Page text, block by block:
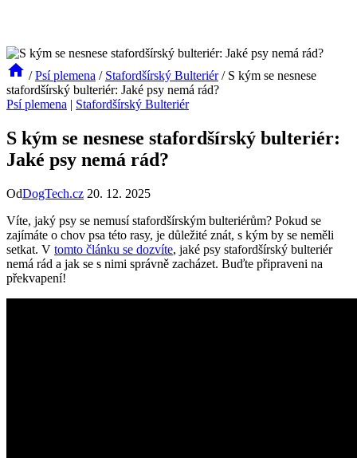
/ Psí plemena / Stafordšírský Bulteriér / S kým se nesnese
stafordšírský bulteriér: Jaké psy nemá rád?
Psí plemena | Stafordšírský Bulteriér
S kým se nesnese stafordšírský bulteriér:
Jaké psy nemá rád?
OdDogTech.cz 20. 12. 2025
Víte, jaký psy se nemusí stafordšírským bulteriérům? Pokud se
zajímáte o chov psa této rasy, je důležité znát, s kým by se neměli
setkat. V tomto článku se dozvíte, jaké psy stafordšírský bulteriér
nemá rád a jak se s nimi správně zacházet. Buďte připraveni na
překvapení!